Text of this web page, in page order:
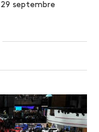
septembre